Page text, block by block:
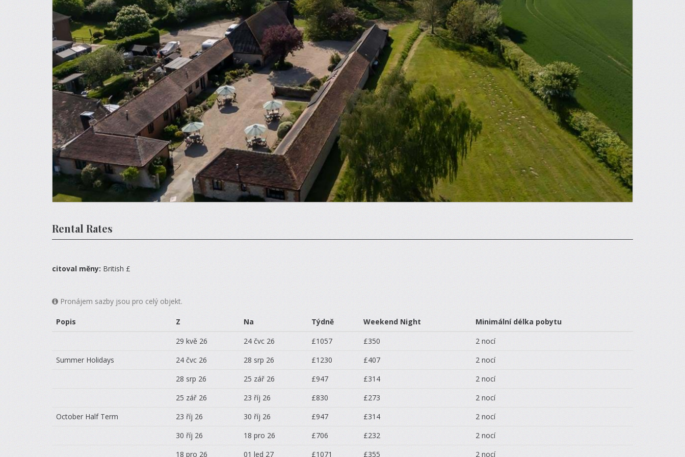
Rental Rates
citoval měny: British £
Pronájem sazby jsou pro celý objekt.
Popis Z Na Týdně Weekend Night
Minimální délka pobytu
29 kvě 26
24 čvc 26 £1057 £350
2 nocí
Summer Holidays
24 čvc 26 28 srp 26 £1230 £407
2 nocí
28 srp 26
25 zář 26 £947 £314
2 nocí
25 zář 26
23 říj 26 £830 £273
2 nocí
October Half Term
23 říj 26 30 říj 26 £947 £314
2 nocí
30 říj 26
18 pro 26 £706 £232
2 nocí
18 pro 26
01 led 27 £1071 £355 2 nocí